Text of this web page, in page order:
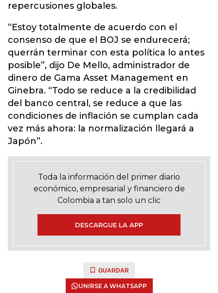
repercusiones globales.
“Estoy totalmente de acuerdo con el
consenso de que el BOJ se endurecerá;
querrán terminar con esta política lo antes
posible”, dijo De Mello, administrador de
dinero de Gama Asset Management en
Ginebra. “Todo se reduce a la credibilidad
del banco central, se reduce a que las
condiciones de inflación se cumplan cada
vez más ahora: la normalización llegará a
Japón”.
Toda la información del primer diario
económico, empresarial y financiero de
Colombia a tan solo un clic
DESCARGUE LA APP
GUARDAR
UNIRSE A WHATSAPP